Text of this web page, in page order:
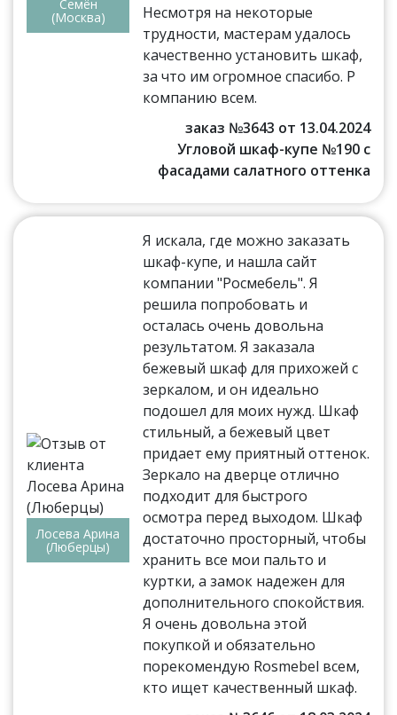
Семён
(Москва)
Несмотря на некоторые
трудности, мастерам удалось
качественно установить шкаф,
за что им огромное спасибо. Р
компанию всем.
заказ №3643 от 13.04.2024
Угловой шкаф-купе №190 с
фасадами салатного оттенка
Лосева Арина
(Люберцы)
Я искала, где можно заказать
шкаф-купе, и нашла сайт
компании "Росмебель". Я
решила попробовать и
осталась очень довольна
результатом. Я заказала
бежевый шкаф для прихожей с
зеркалом, и он идеально
подошел для моих нужд. Шкаф
стильный, а бежевый цвет
придает ему приятный оттенок.
Зеркало на дверце отлично
подходит для быстрого
осмотра перед выходом. Шкаф
достаточно просторный, чтобы
хранить все мои пальто и
куртки, а замок надежен для
дополнительного спокойствия.
Я очень довольна этой
покупкой и обязательно
порекомендую Rosmebel всем,
кто ищет качественный шкаф.